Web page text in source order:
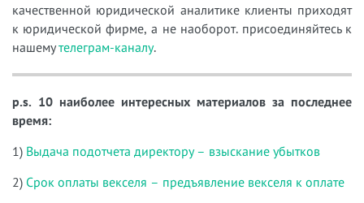
качественной юридической аналитике клиенты приходят
к юридической фирме, а не наоборот. присоединяйтесь к
нашемутелеграм-каналу.
p.s. 10 наиболее интересных материалов за последнее
время:
1) Выдача подотчета директору – взыскание убытков
2) Срок оплаты векселя – предъявление векселя к оплате